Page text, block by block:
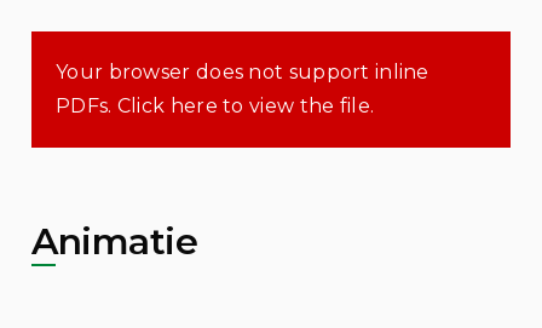
Your browser does not support inline
PDFs. Click here to view the file.
Animatie